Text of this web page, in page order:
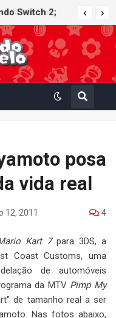
Switch 2;
posa
vida real
12, 2011 4
Kart 7para 3DS, a
Coast Customs, uma
de automóveis
da MTV Pimp My
de tamanho real a ser
Nas fotos abaixo,